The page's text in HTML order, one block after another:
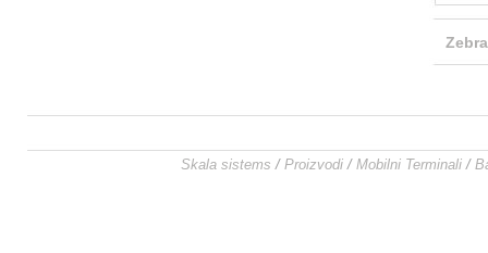
Skala sistems / Proizvodi / Mobilni Terminali /